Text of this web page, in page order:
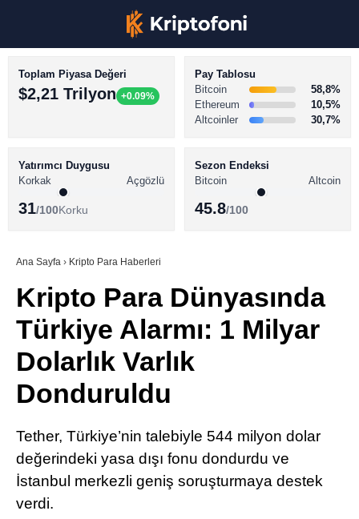
Youtube
TikTok
BİTCOİN HABERLERİ
ALTCOİN HABERLERİ
SÖZLÜK
Toplam Piyasa Değeri
$2,21 Trilyon +0.09%
Pay Tablosu
Bitcoin
58,8%
Ethereum
10,5%
Altcoinler
30,7%
Yatırımcı Duygusu
Korkak
Açgözlü
31/100Korku
Sezon Endeksi
Bitcoin
Altcoin
45.8/100
Ana Sayfa › Kripto Para Haberleri
Kripto Para Dünyasında
Türkiye Alarmı: 1 Milyar
Dolarlık Varlık
Donduruldu
Tether, Türkiye’nin talebiyle 544 milyon dolar
değerindeki yasa dışı fonu dondurdu ve
İstanbul merkezli geniş soruşturmaya destek
verdi.